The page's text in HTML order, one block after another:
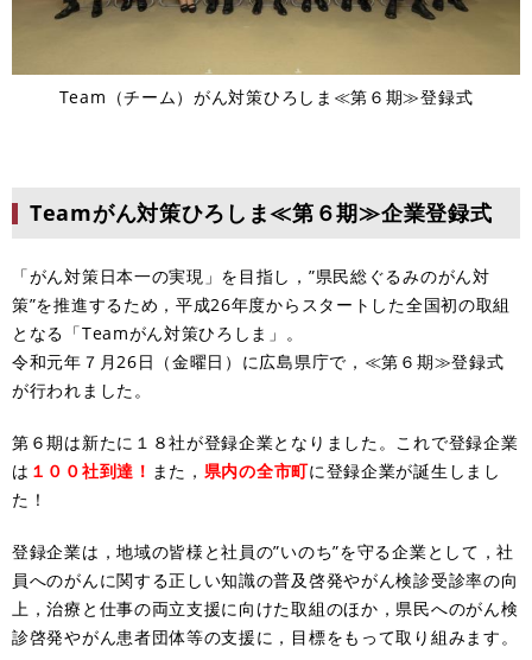
Team（チーム）がん対策ひろしま≪第６期≫登録式
Teamがん対策ひろしま≪第６期≫企業登録式
「がん対策日本一の実現」を目指し，”県民総ぐるみのがん対
策”を推進するため，平成26年度からスタートした全国初の取組
となる「Teamがん対策ひろしま」。
令和元年７月26日（金曜日）に広島県庁で，≪第６期≫登録式
が行われました。
第６期は新たに１８社が登録企業となりました。これで登録企業
は １００社到達！ また， 県内の全市町に登録企業が誕生しまし
た！
登録企業は，地域の皆様と社員の”いのち”を守る企業として，社
員へのがんに関する正しい知識の普及啓発やがん検診受診率の向
上，治療と仕事の両立支援に向けた取組のほか，県民へのがん検
診啓発やがん患者団体等の支援に，目標をもって取り組みます。